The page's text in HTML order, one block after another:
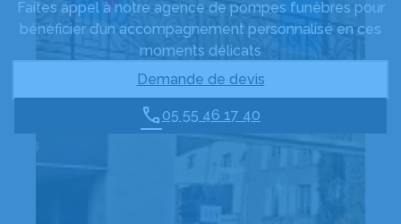
Faites appel à notre agence de pompes funèbres pour
bénéficier d’un accompagnement personnalisé en ces
moments délicats
Demande de devis
05 55 46 17 40